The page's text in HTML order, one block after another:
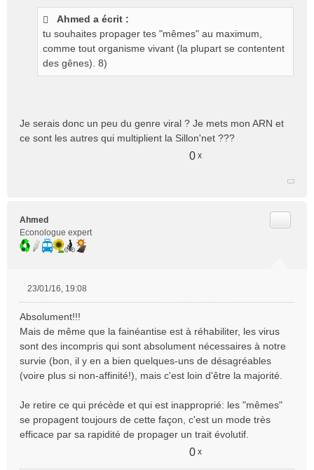
u
Ahmed a écrit :
tu souhaites propager tes "mêmes" au maximum,
comme tout organisme vivant (la plupart se contentent
des gênes). 8)
Je serais donc un peu du genre viral ? Je mets mon ARN et
ce sont les autres qui multiplient la Sillon'net ???
0 x
Ahmed
Econologue expert
s
s
a
g
e
n
l
u
23/01/16, 19:08
Absolument!!!
Mais de même que la fainéantise est à réhabiliter, les virus
sont des incompris qui sont absolument nécessaires à notre
survie (bon, il y en a bien quelques-uns de désagréables
(voire plus si non-affinité!), mais c'est loin d'être la majorité.
Je retire ce qui précède et qui est inapproprié: les "mêmes"
se propagent toujours de cette façon, c'est un mode très
efficace par sa rapidité de propager un trait évolutif.
0 x